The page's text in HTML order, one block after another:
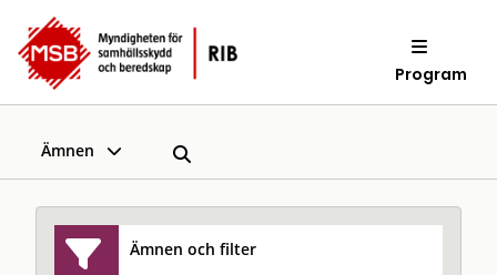
Program
Ämnen
Ämnen och filter